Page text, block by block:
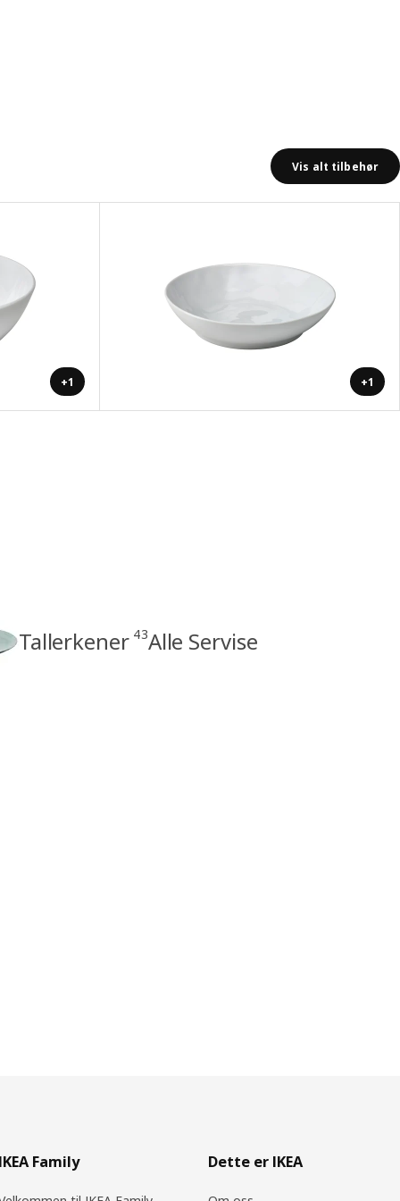
Vis alt tilbehør
+1 +1
Tallerkener 43Alle Servise
Family Dette er IKEA